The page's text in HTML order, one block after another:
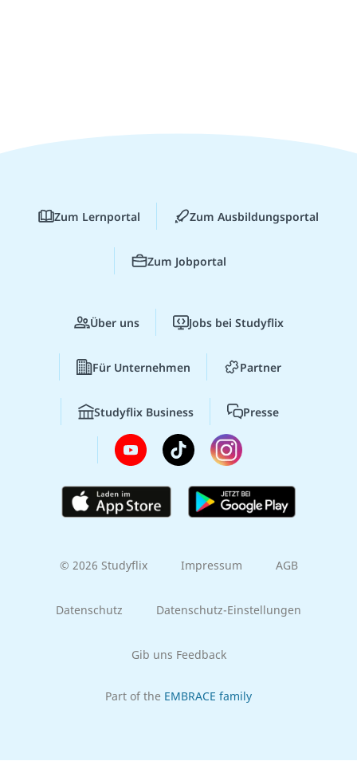
Zum Lernportal Zum Ausbildungsportal
Zum Jobportal
Über uns Jobs bei Studyflix
Für Unternehmen Partner
Studyflix Business Presse
© 2026 Studyflix Impressum AGB
Datenschutz Datenschutz-Einstellungen
Gib uns Feedback
Part of the EMBRACE family